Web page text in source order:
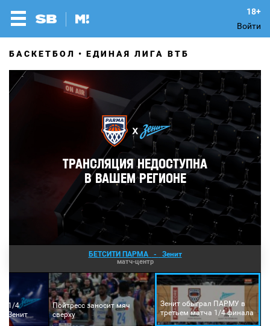
Войти
БАСКЕТБОЛ ЕДИНАЯ ЛИГА ВТБ
БЕТСИТИ ПАРМА - Зенит
матч-центр
1/4
Зенит
Пойтресс заносит мяч
сверху
Зенит обыграл ПАРМУ в
третьем матча 1/4 финала